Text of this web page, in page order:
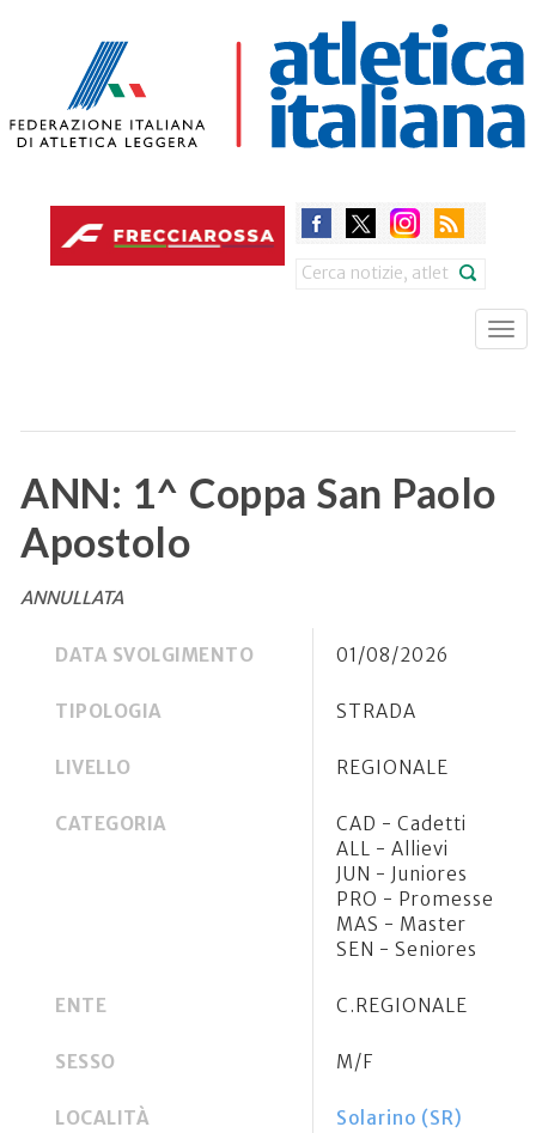
Search
ANN: 1^ Coppa San Paolo
Apostolo
ANNULLATA
DATA SVOLGIMENTO 01/08/2026
TIPOLOGIA STRADA
LIVELLO REGIONALE
CATEGORIA
CAD - Cadetti
ALL - Allievi
JUN - Juniores
PRO - Promesse
MAS - Master
SEN - Seniores
ENTE C.REGIONALE
SESSO M/F
LOCALITÀ Solarino (SR)